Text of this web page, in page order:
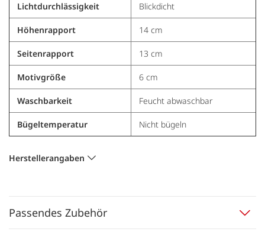
Lichtdurchlässigkeit Blickdicht
Höhenrapport 14 cm
Seitenrapport 13 cm
Motivgröße 6 cm
Waschbarkeit Feucht abwaschbar
Bügeltemperatur Nicht bügeln
Herstellerangaben
Passendes Zubehör